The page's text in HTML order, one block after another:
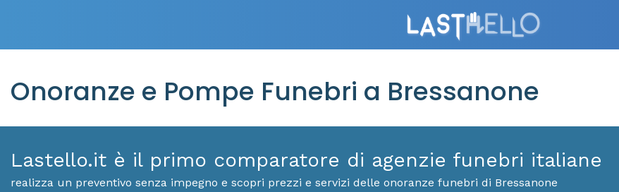
Onoranze e Pompe Funebri a Bressanone
Lastello.it è il primo comparatore di agenzie funebri italiane
realizza un preventivo senza impegno e scopri prezzi e servizi delle onoranze funebri di Bressanone